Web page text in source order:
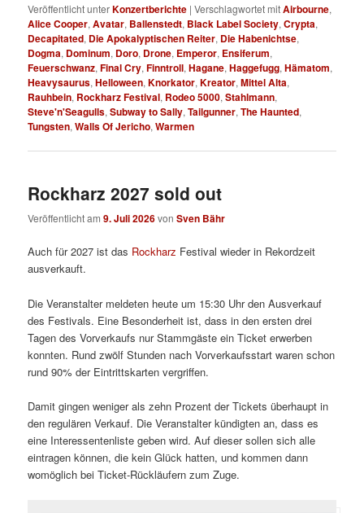
Veröffentlicht unterKonzertberichte |Verschlagwortet mitAirbourne,
Alice Cooper,Avatar, Ballenstedt, Black Label Society,Crypta,
Decapitated, Die Apokalyptischen Reiter, Die Habenichtse,
Dogma, Dominum, Doro, Drone, Emperor, Ensiferum,
Feuerschwanz,Final Cry,Finntroll,Hagane,Haggefugg,Hämatom,
Heavysaurus,Helloween,Knorkator,Kreator,Mittel Alta,
Rauhbein, Rockharz Festival, Rodeo 5000,Stahlmann,
Steve'n'Seagulls,Subway to Sally,Tailgunner,The Haunted,
Tungsten,Walls Of Jericho,Warmen
Rockharz 2027 sold out
Veröffentlicht am9. Juli 2026vonSven Bähr
Auch für 2027 ist das Rockharz Festival wieder in Rekordzeit
ausverkauft.
Die Veranstalter meldeten heute um 15:30 Uhr den Ausverkauf
des Festivals. Eine Besonderheit ist, dass in den ersten drei
Tagen des Vorverkaufs nur Stammgäste ein Ticket erwerben
konnten. Rund zwölf Stunden nach Vorverkaufsstart waren schon
rund 90% der Eintrittskarten vergriffen.
Damit gingen weniger als zehn Prozent der Tickets überhaupt in
den regulären Verkauf. Die Veranstalter kündigten an, dass es
eine Interessentenliste geben wird. Auf dieser sollen sich alle
eintragen können, die kein Glück hatten, und kommen dann
womöglich bei Ticket-Rückläufern zum Zuge.